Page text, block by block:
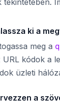
tekintetében.
ki a
meg a
URL kódok a
üzleti
a